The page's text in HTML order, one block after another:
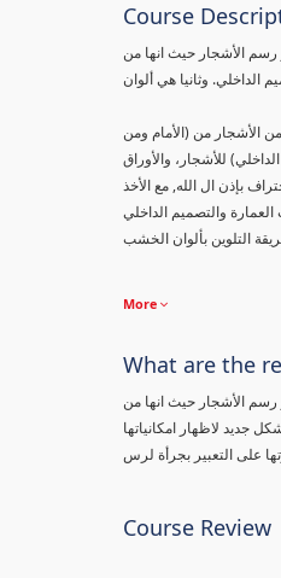
Course
الأشجار حيث انها من
الأشجار من (الأمام ومن
للأشجار، والأوراق
بإذن ال الله, مع الأخذ
والتصميم الداخلي
More
What are the
الأشجار حيث انها من
جديد لاظهار امكانياتها
على التعبير بجرأة لرس
Course Review